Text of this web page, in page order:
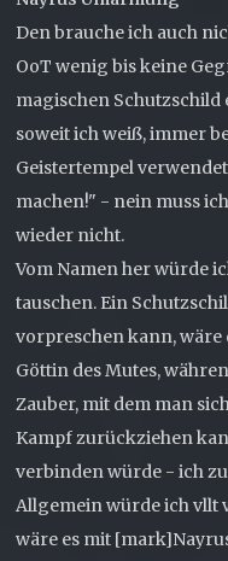
Den brauche ich auch
OoT wenig bis keine
magischen
soweit ich weiß, immer
Geistertempel
machen!" - nein muss
wieder nicht.
Vom Namen her würde
tauschen. Ein
vorpreschen kann, wäre
Göttin des Mutes,
Zauber, mit dem man
Kampf zurückziehen
verbinden würde - ich
Allgemein würde ich vllt
wäre es mit